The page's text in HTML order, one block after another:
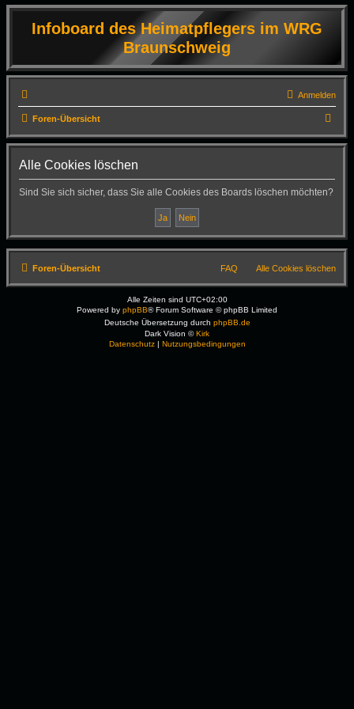
Infoboard des Heimatpflegers im WRG
Braunschweig
Anmelden
Foren-Übersicht
u
Alle Cookies löschen
Sind Sie sich sicher, dass Sie alle Cookies des Boards löschen möchten?
Foren-Übersicht Alle Cookies löschen
FAQ
Alle Zeiten sind UTC+02:00
Powered by phpBB® Forum Software © phpBB Limited
Deutsche Übersetzung durch phpBB.de
Dark Vision ©Kirk
Datenschutz| Nutzungsbedingungen